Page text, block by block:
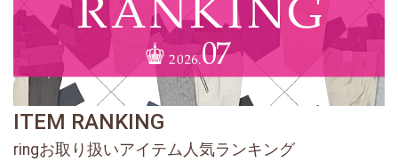
ITEM RANKING
ringお取り扱いアイテム人気ランキング